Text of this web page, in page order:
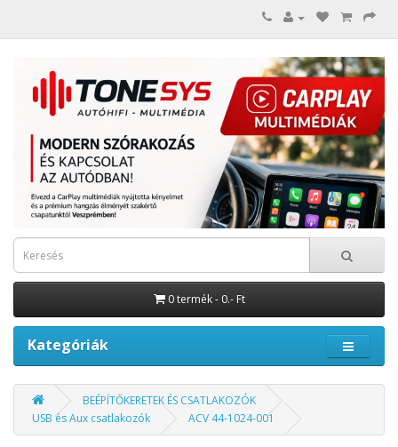
0 termék - 0.- Ft
Kategóriák
BEÉPÍTŐKERETEK ÉS CSATLAKOZÓK
USB és Aux csatlakozók
ACV 44-1024-001